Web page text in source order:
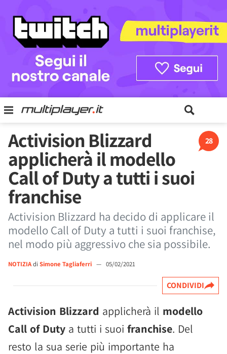
28
Activision Blizzard
applicherà il modello
Call of Duty a tutti i suoi
franchise
Activision Blizzard ha decido di applicare il
modello Call of Duty a tutti i suoi franchise,
nel modo più aggressivo che sia possibile.
NOTIZIAdi Simone Tagliaferri — 05/02/2021
CONDIVIDI
Activision Blizzard applicherà il modello
Call of Duty a tutti i suoi franchise. Del
resto la sua serie più importante ha